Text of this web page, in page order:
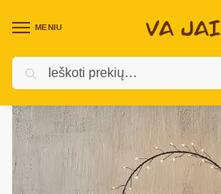
MENIU
Pradžia / Kalėdinės prekės